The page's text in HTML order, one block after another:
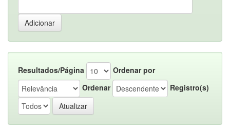
Resultados/Página
Ordenar por
Ordenar
Registro(s)